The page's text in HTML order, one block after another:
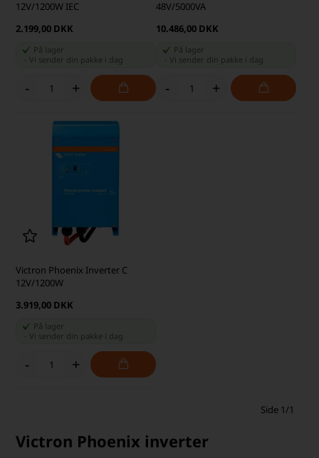
12V/1200W IEC
2.199,00 DKK
På lager
-Vi sender din pakke i dag
- +
48V/5000VA
10.486,00 DKK
På lager
Vi sender din pakke i dag
- +
Victron Phoenix Inverter C
12V/1200W
3.919,00 DKK
På lager
-Vi sender din pakke i dag
- +
Side 1/1
Victron Phoenix inverter